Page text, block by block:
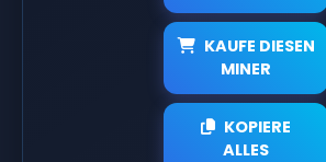
KAUFE DIESEN
MINER
KOPIERE
ALLES